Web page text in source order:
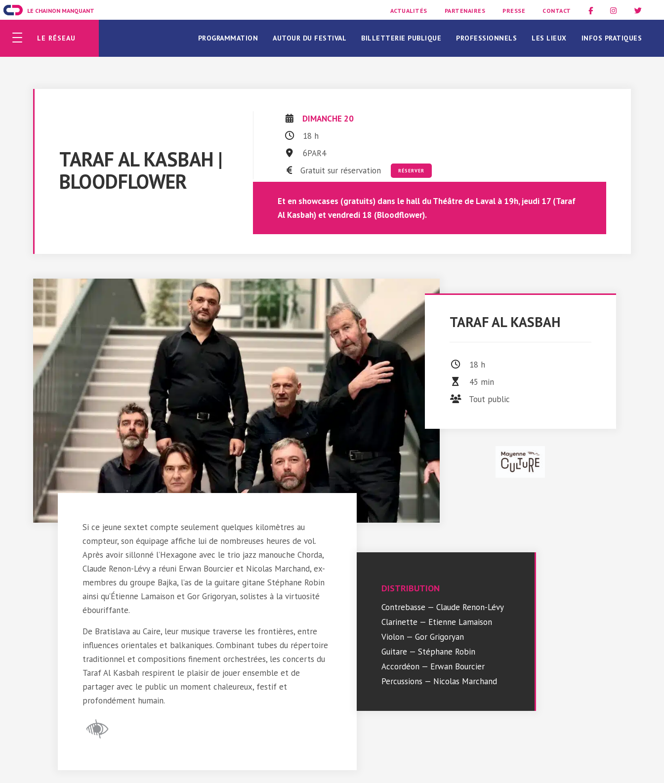
LE CHAINON MANQUANT ACTUALITÉS PARTENAIRES PRESSE CONTACT
LE RÉSEAU PROGRAMMATION AUTOUR DU FESTIVAL BILLETTERIE PUBLIQUE PROFESSIONNELS LES LIEUX INFOS PRATIQUES
TARAF AL KASBAH |
BLOODFLOWER
DIMANCHE 20
18 h
6PAR4
Gratuit sur réservation
RÉSERVER
Et en showcases (gratuits) dans le hall du Théâtre de Laval à 19h, jeudi 17 (Taraf
Al Kasbah) et vendredi 18 (Bloodflower).
TARAF AL KASBAH
18 h
45 min
Tout public
Si ce jeune sextet compte seulement quelques kilomètres au
compteur, son équipage affiche lui de nombreuses heures de vol.
Après avoir sillonné l’Hexagone avec le trio jazz manouche Chorda,
Claude Renon-Lévy a réuni Erwan Bourcier et Nicolas Marchand, ex-
membres du groupe Bajka, l’as de la guitare gitane Stéphane Robin
ainsi qu’Étienne Lamaison et Gor Grigoryan, solistes à la virtuosité
ébouriffante.
De Bratislava au Caire, leur musique traverse les frontières, entre
influences orientales et balkaniques. Combinant tubes du répertoire
traditionnel et compositions finement orchestrées, les concerts du
Taraf Al Kasbah respirent le plaisir de jouer ensemble et de
partager avec le public un moment chaleureux, festif et
profondément humain.
DISTRIBUTION
Contrebasse — Claude Renon-Lévy
Clarinette — Etienne Lamaison
Violon — Gor Grigoryan
Guitare — Stéphane Robin
Accordéon — Erwan Bourcier
Percussions — Nicolas Marchand